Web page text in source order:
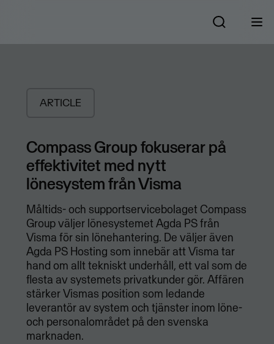
ARTICLE
Compass Group fokuserar på
effektivitet med nytt
lönesystem från Visma
Måltids- och supportservicebolaget Compass
Group väljer lönesystemet Agda PS från
Visma för sin lönehantering. De väljer även
Agda PS Hosting som innebär att Visma tar
hand om allt tekniskt underhåll, ett val som de
flesta av systemets privatkunder gör. Affären
stärker Vismas position som ledande
leverantör av system och tjänster inom löne-
och personalområdet på den svenska
marknaden.